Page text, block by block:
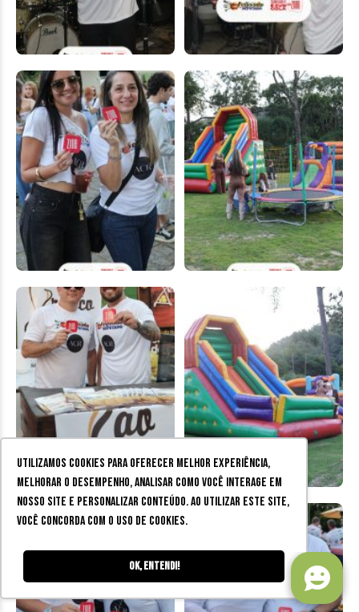
Utilizamos cookies para oferecer melhor experiência,
melhorar o desempenho, analisar como você interage em
nosso site e personalizar conteúdo. Ao utilizar este site,
você concorda com o uso de cookies.
Ok, entendi!